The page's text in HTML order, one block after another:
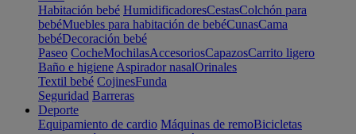
Habitación bebé HumidificadoresCestasColchón para
bebéMuebles para habitación de bebéCunasCama
bebéDecoración bebé
Paseo CocheMochilasAccesoriosCapazosCarrito ligero
Baño e higiene Aspirador nasalOrinales
Textil bebé CojinesFunda
Seguridad Barreras
Deporte
Equipamiento de cardio Máquinas de remoBicicletas